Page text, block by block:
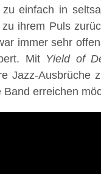
einfach in
ihrem Puls
immer sehr
Mit Yield of
Jazz-Ausbrüche
erreichen